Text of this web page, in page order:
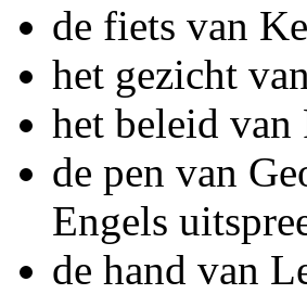
de fiets van
het gezicht
het beleid van
de pen van
Engels
de hand van